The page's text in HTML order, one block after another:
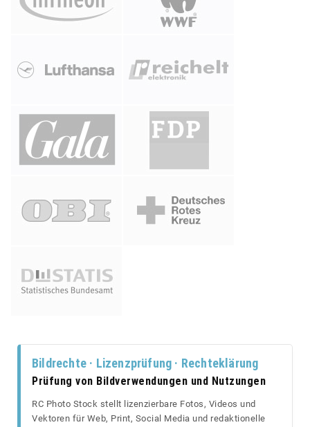
Bildrechte · Lizenzprüfung · Rechteklärung
Prüfung von Bildverwendungen und Nutzungen
RC Photo Stock stellt lizenzierbare Fotos, Videos und
Vektoren für Web, Print, Social Media und redaktionelle